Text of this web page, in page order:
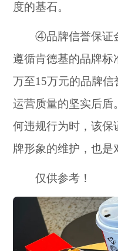
度的基石。
④品牌信誉保证金
遵循肯德基的品牌标
万至15万元的品牌
运营质量的坚实后盾
何违规行为时，该保
牌形象的维护，也是
仅供参考！